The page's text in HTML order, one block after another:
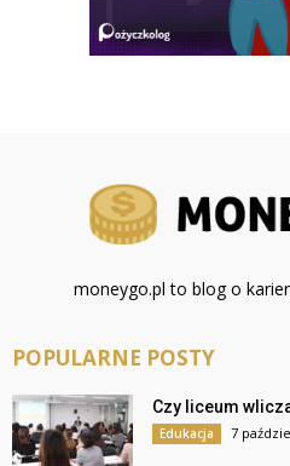
moneygo.pl to blog o
POPULARNE POSTY
Czy liceum
Edukacja 7